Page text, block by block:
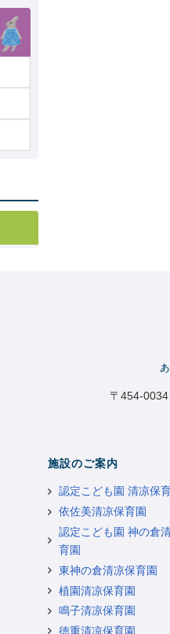
〒454-
施設のご案内
認定こども園 清凉保
依佐美清凉保育園
認定こども園 神の倉
育園
東神の倉清凉保育園
植園清凉保育園
鳴子清凉保育園
徳重清凉保育園